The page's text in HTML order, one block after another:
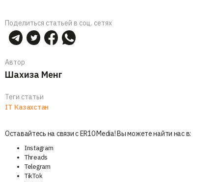
Поделиться статьей в соц. сетях
Автор
Шахиза Менг
Теги статьи
IT Казахстан
Оставайтесь на связи с ER10 Media! Вы можете найти нас в:
Instagram
Threads
Telegram
TikTok